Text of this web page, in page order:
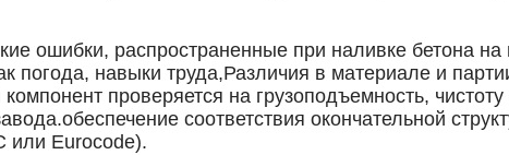
ошибки, распространенные при наливке бетона на
погода, навыки труда,Различия в материале и
проверяется на грузоподъемность,
соответствия окончательной
или Eurocode).